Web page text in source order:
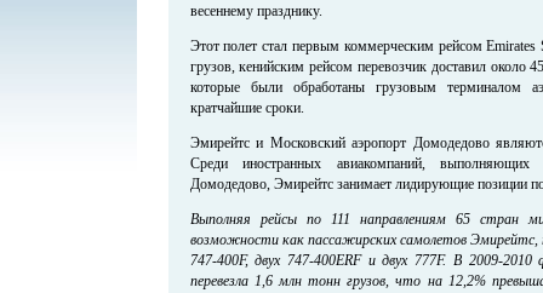
весеннему празднику.
Этот полет стал первым коммерческим рейсом
грузов, кенийским рейсом перевозчик доставил
которые были обработаны грузовым терминалом
кратчайшие сроки.
Эмирейтс и Московский аэропорт Домодедово
Среди иностранных авиакомпаний,
Домодедово, Эмирейтс занимает лидирующие позиции
Выполняя рейсы по 111 направлениям 65 стран
возможности как пассажирских самолетов Эмирейтс,
747-400F, двух 747-400ERF и двух 777F. В 2009-
перевезла 1,6 млн тонн грузов, что на 12,2%